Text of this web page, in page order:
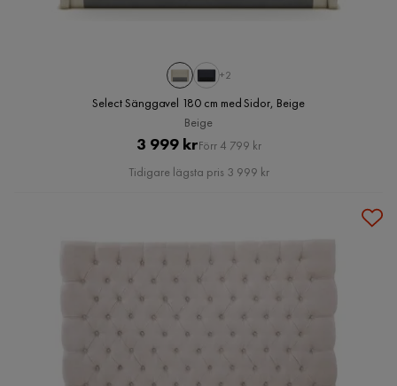
+2
Select Sänggavel 180 cm med Sidor, Beige
Beige
Pris
3 999 krOriginal
Pris
Förr 4 799 kr
Tidigare lägsta pris 3 999 kr